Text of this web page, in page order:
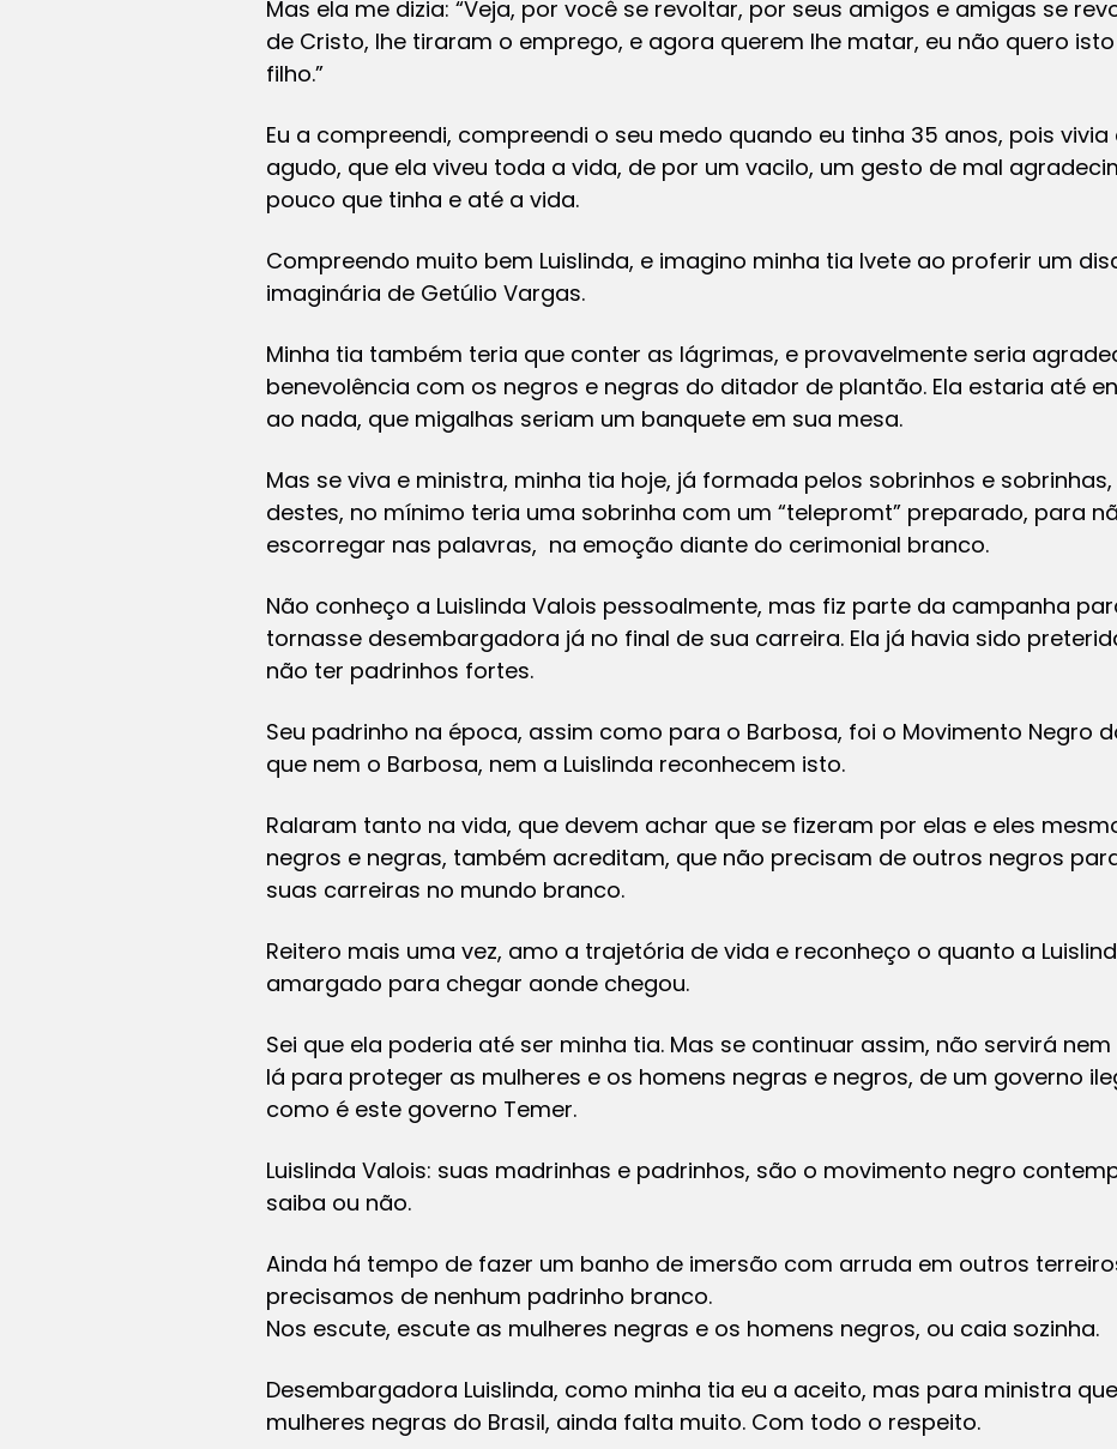
Mas ela me dizia: “Veja, por você se revoltar, por seus amigos e amigas se
de Cristo, lhe tiraram o emprego, e agora querem lhe matar, eu não quero
filho.”
Eu a compreendi, compreendi o seu medo quando eu tinha 35 anos, pois
agudo, que ela viveu toda a vida, de por um vacilo, um gesto de mal
pouco que tinha e até a vida.
Compreendo muito bem Luislinda, e imagino minha tia Ivete ao proferir um
imaginária de Getúlio Vargas.
Minha tia também teria que conter as lágrimas, e provavelmente seria
benevolência com os negros e negras do ditador de plantão. Ela estaria até
ao nada, que migalhas seriam um banquete em sua mesa.
Mas se viva e ministra, minha tia hoje, já formada pelos sobrinhos e
destes, no mínimo teria uma sobrinha com um “telepromt” preparado, para
escorregar nas palavras, na emoção diante do cerimonial branco.
Não conheço a Luislinda Valois pessoalmente, mas fiz parte da campanha
tornasse desembargadora já no final de sua carreira. Ela já havia sido
não ter padrinhos fortes.
Seu padrinho na época, assim como para o Barbosa, foi o Movimento Negro
que nem o Barbosa, nem a Luislinda reconhecem isto.
Ralaram tanto na vida, que devem achar que se fizeram por elas e eles
negros e negras, também acreditam, que não precisam de outros negros
suas carreiras no mundo branco.
Reitero mais uma vez, amo a trajetória de vida e reconheço o quanto a
amargado para chegar aonde chegou.
Sei que ela poderia até ser minha tia. Mas se continuar assim, não servirá
lá para proteger as mulheres e os homens negras e negros, de um governo
como é este governo Temer.
Luislinda Valois: suas madrinhas e padrinhos, são o movimento negro
saiba ou não.
Ainda há tempo de fazer um banho de imersão com arruda em outros
precisamos de nenhum padrinho branco.
Nos escute, escute as mulheres negras e os homens negros, ou caia sozinha.
Desembargadora Luislinda, como minha tia eu a aceito, mas para ministra
mulheres negras do Brasil, ainda falta muito. Com todo o respeito.